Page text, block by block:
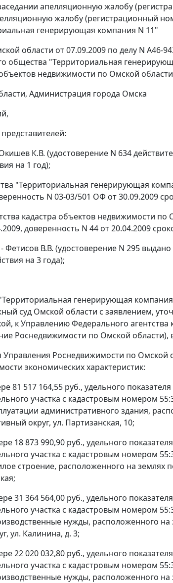
апелляционную жалобу
жалобу (регистрационный
генерирующая компания N 11"
области от 07.09.2009 по делу N А46-
общества "Территориальная
недвижимости по Омской области
Администрация города Омска
К.В. (удостоверение N 634
на 1 год);
"Территориальная генерирующая
N 03-03/501 ОФ от 30.09.2009
кадастра объектов недвижимости по
доверенность N 44 от 20.04.2009
В.В. (удостоверение N 295
на 3 года);
генерирующая компания
суд Омской области с заявлением,
к Управлению Федерального
Роснедвижимости по Омской области),
Роснедвижимости по Омской
экономических характеристик:
81 517 164,55 руб., удельного
участка с кадастровым номером
административного здания,
округ, ул. Партизанская, 10;
18 873 990,90 руб., удельного
участка с кадастровым номером
строение, расположенного на землях
31 364 564,00 руб., удельного
участка с кадастровым номером
нужды, расположенного на
ул. Калинина, д. 3;
22 020 032,80 руб., удельного
участка с кадастровым номером
нужды, расположенного